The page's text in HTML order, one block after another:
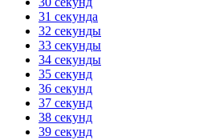
31 секунда
32 секунды
33 секунды
34 секунды
35 секунд
36 секунд
37 секунд
38 секунд
39 секунд